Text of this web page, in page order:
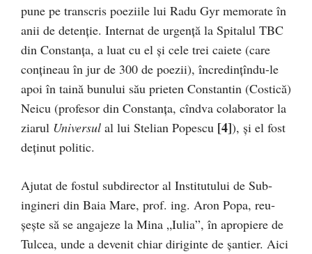
pune pe transcris poeziile lui Radu Gyr memorate în
anii de detenție. Inter­nat de urgenţă la Spitalul TBC
din Constanţa, a luat cu el şi cele trei caiete (care
conţineau în jur de 300 de poe­zii), încredințîndu-le
apoi în taină bunului său prieten Constantin (Costică)
Neicu (profesor din Constanţa, cîndva cola­borator la
ziarul Universul al lui Stelian Popescu [4]), şi el fost
deţinut politic.
Ajutat de fostul subdirector al Institutului de Sub­
ingineri din Baia Mare, prof. ing. Aron Popa, reu­
şeşte să se angajeze la Mina „Iulia”, în apropiere de
Tulcea, unde a devenit chiar diriginte de şantier. Aici